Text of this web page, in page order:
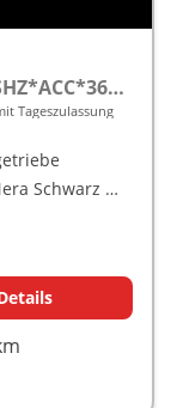
Allure Turbo100 Android Auto*SHZ*ACC*360°*Totwinkel*Klimaauto
Tageszulassung
Perla Nera Schwarz Metallic